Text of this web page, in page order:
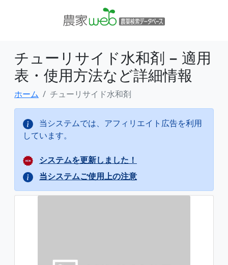
チューリサイド水和剤 − 適用
表・使用方法など詳細情報
ホーム チューリサイド水和剤
当システムでは、アフィリエイト広告を利用
しています。
システムを更新しました！
当システムご使用上の注意